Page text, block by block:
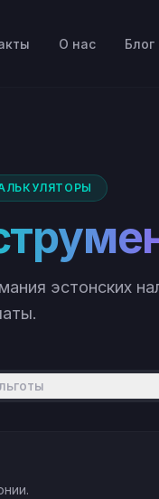
О нас Блог
эстонских